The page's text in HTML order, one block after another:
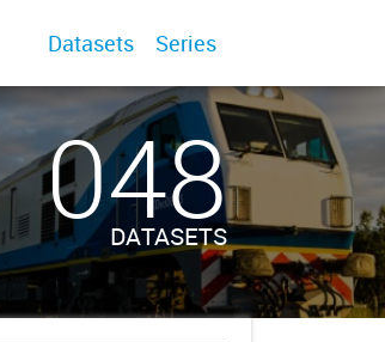
Datasets Series
048
DATASETS